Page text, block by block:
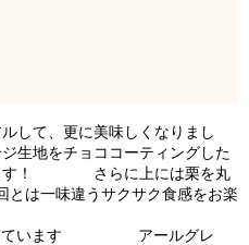
して、更に美味しくなりまし
地をチョココーティングした
ます！ さらに上には栗を丸
一味違うサクサク食感をお楽
ら出ています アールグレ